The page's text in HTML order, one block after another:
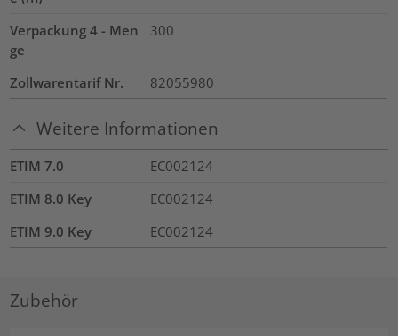
Verpackung 4 - Men
ge
300
Zollwarentarif Nr. 82055980
Weitere Informationen
ETIM 7.0
EC002124
ETIM 8.0 Key
EC002124
ETIM 9.0 Key
EC002124
Zubehör